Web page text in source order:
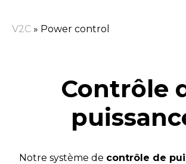
V2C » Power control
Contrôle
Notre système de contrôle de